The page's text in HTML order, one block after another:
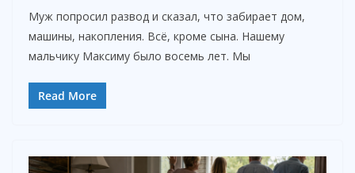
Муж попросил развод и сказал, что забирает дом,
машины, накопления. Всё, кроме сына. Нашему
мальчику Максиму было восемь лет. Мы
Read More